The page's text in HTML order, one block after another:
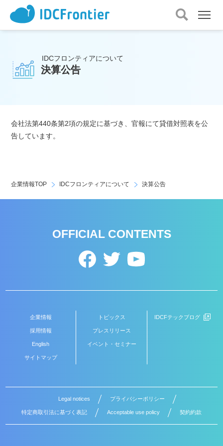
メ
IDCフロンティアについて
決算公告
会社法第440条第2項の規定に基づき、官報にて貸借対照表を公
告しています。
企業情報TOP IDCフロンティアについて 決算公告
企業情報
採用情報
English
サイトマップ
トピックス
プレスリリース
イベント・セミナー
IDCFテックブログ
OFFICIAL CONTENTS
Legal notices プライバシーポリシー
特定商取引法に基づく表記 Acceptable use policy 契約約款